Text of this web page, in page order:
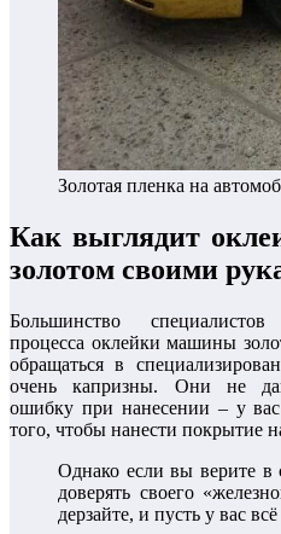
Золотая пленка на
Как выглядит
золотом своими
Большинство
процесса оклейки машины
обращаться в
очень капризны. Они не
ошибку при нанесении – у
того, чтобы нанести покрытие
Однако если вы верите в
доверять своего
дерзайте, и пусть у вас